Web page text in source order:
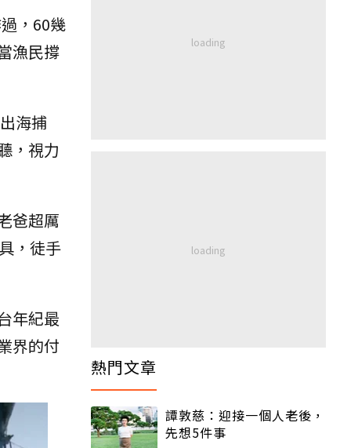
，60幾
漁民撐
海捕
，視力
爸超厲
，徒手
年紀最
界的付
熱門文章
譚敦慈：迎接一個人老後，
先想5件事